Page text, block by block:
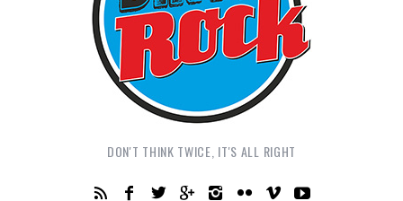
DON'T THINK TWICE, IT'S ALL RIGHT